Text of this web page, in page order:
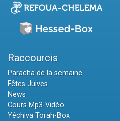
Raccourcis
Paracha de la semaine
Fêtes Juives
News
Cours Mp3-Vidéo
Yéchiva Torah-Box